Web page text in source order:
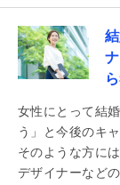
女性にとって結
う」と今後のキ
そのような方に
デザイナーなど